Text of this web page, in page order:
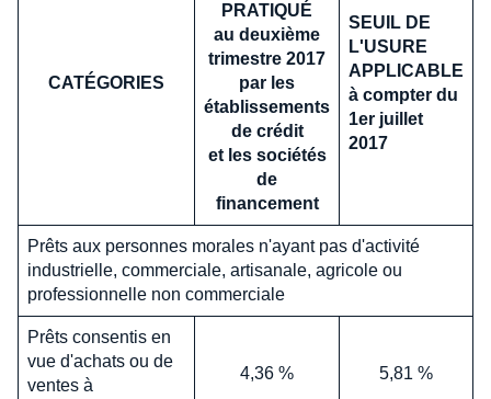
CATÉGORIES
PRATIQUÉ
au deuxième
trimestre 2017
par les
établissements
de crédit
et les sociétés
de
financement
SEUIL DE
L'USURE
APPLICABLE
à compter du
1er juillet
2017
Prêts aux personnes morales n'ayant pas d'activité
industrielle, commerciale, artisanale, agricole ou
professionnelle non commerciale
Prêts consentis en
vue d'achats ou de
ventes à
4,36 % 5,81 %